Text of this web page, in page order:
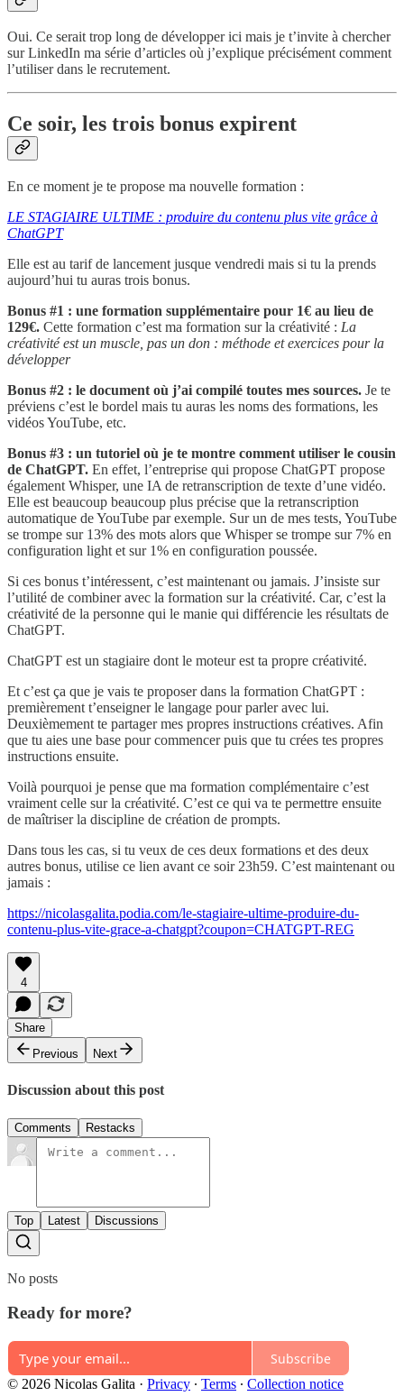
Oui. Ce serait trop long de développer ici mais je t’invite à chercher
sur LinkedIn ma série d’articles où j’explique précisément comment
l’utiliser dans le recrutement.
Ce soir, les trois bonus expirent
En ce moment je te propose ma nouvelle formation :
LE STAGIAIRE ULTIME : produire du contenu plus vite grâce à
ChatGPT
Elle est au tarif de lancement jusque vendredi mais si tu la prends
aujourd’hui tu auras trois bonus.
Bonus #1 : une formation supplémentaire pour 1€ au lieu de
129€. Cette formation c’est ma formation sur la créativité : La
créativité est un muscle, pas un don : méthode et exercices pour la
développer
Bonus #2 : le document où j’ai compilé toutes mes sources. Je te
préviens c’est le bordel mais tu auras les noms des formations, les
vidéos YouTube, etc.
Bonus #3 : un tutoriel où je te montre comment utiliser le cousin
de ChatGPT. En effet, l’entreprise qui propose ChatGPT propose
également Whisper, une IA de retranscription de texte d’une vidéo.
Elle est beaucoup beaucoup plus précise que la retranscription
automatique de YouTube par exemple. Sur un de mes tests, YouTube
se trompe sur 13% des mots alors que Whisper se trompe sur 7% en
configuration light et sur 1% en configuration poussée.
Si ces bonus t’intéressent, c’est maintenant ou jamais. J’insiste sur
l’utilité de combiner avec la formation sur la créativité. Car, c’est la
créativité de la personne qui le manie qui différencie les résultats de
ChatGPT.
ChatGPT est un stagiaire dont le moteur est ta propre créativité.
Et c’est ça que je vais te proposer dans la formation ChatGPT :
premièrement t’enseigner le langage pour parler avec lui.
Deuxièmement te partager mes propres instructions créatives. Afin
que tu aies une base pour commencer puis que tu crées tes propres
instructions ensuite.
Voilà pourquoi je pense que ma formation complémentaire c’est
vraiment celle sur la créativité. C’est ce qui va te permettre ensuite
de maîtriser la discipline de création de prompts.
Dans tous les cas, si tu veux de ces deux formations et des deux
autres bonus, utilise ce lien avant ce soir 23h59. C’est maintenant ou
jamais :
https://nicolasgalita.podia.com/le-stagiaire-ultime-produire-du-
contenu-plus-vite-grace-a-chatgpt?coupon=CHATGPT-REG
4
Share
Previous
Next
Discussion about this post
Comments Restacks
Top Latest Discussions
No posts
Ready for more?
Subscribe
© 2026 Nicolas Galita · Privacy ∙ Terms ∙ Collection notice